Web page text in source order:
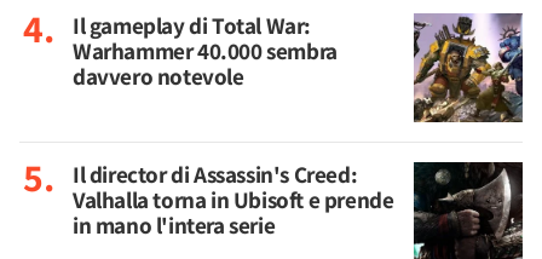
Il gameplay di Total War:
Warhammer 40.000 sembra
davvero notevole
Il director di Assassin's Creed:
Valhalla torna in Ubisoft e prende
in mano l'intera serie